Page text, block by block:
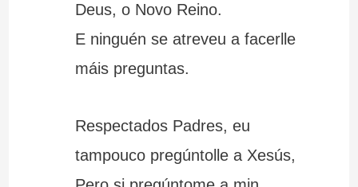
Deus, o Novo Reino.
E ninguén se atreveu a facerlle
máis preguntas.
Respectados Padres, eu
tampouco pregúntolle a Xesús,